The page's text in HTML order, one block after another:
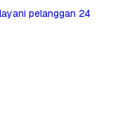
pelanggan 24